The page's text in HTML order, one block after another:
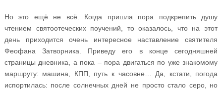
Но это ещё не всё. Когда пришла пора подкрепить душу
чтением святоотеческих поучений, то оказалось, что на этот
день приходится очень интересное наставление святителя
Феофана Затворника. Приведу его в конце сегодняшней
страницы дневника, а пока – пора двигаться по уже знакомому
маршруту: машина, КПП, путь к часовне… Да, кстати, погода
испортилась: после солнечных дней не просто стало серо, но